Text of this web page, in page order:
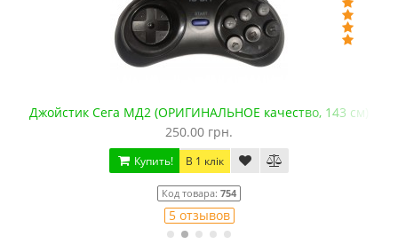
Джойстик Сега МД2 (ОРИГИНАЛЬНОЕ качество, 143 см)
250.00 грн.
Купить! В 1 клік
Код товара: 754
5 отзывов